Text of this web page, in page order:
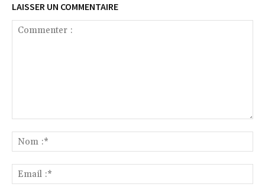
LAISSER UN COMMENTAIRE
:*
:*